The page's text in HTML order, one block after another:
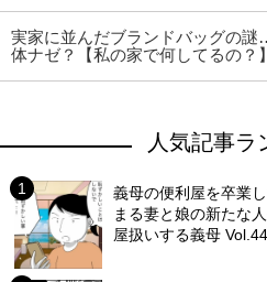
実家に並んだブランドバッグの
体ナゼ？【私の家で何してるの？】
人気記事ラ
義母の便利屋を卒業
まる妻と娘の新たな
屋扱いする義母 Vol.44